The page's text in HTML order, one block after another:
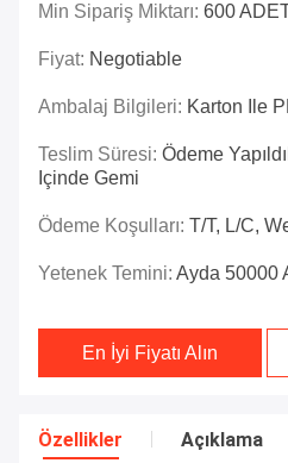
Min Sipariş Miktarı: 600
Fiyat: Negotiable
Ambalaj Bilgileri: Karton Ile
Teslim Süresi: Ödeme
Içinde Gemi
Ödeme Koşulları: T/T, L/C,
Yetenek Temini: Ayda 50000
En İyi Fiyatı Alın
Özellikler Açıklama